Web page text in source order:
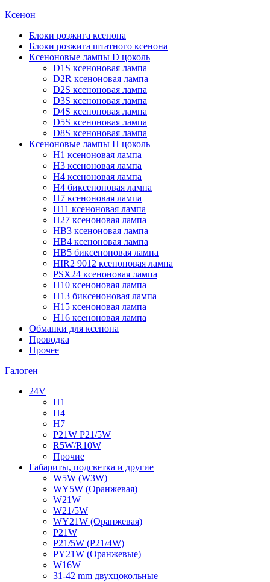
Ксенон
Блоки розжига ксенона
Блоки розжига штатного ксенона
Ксеноновые лампы D цоколь
D1S ксеноновая лампа
D2R ксеноновая лампа
D2S ксеноновая лампа
D3S ксеноновая лампа
D4S ксеноновая лампа
D5S ксеноновая лампа
D8S ксеноновая лампа
Ксеноновые лампы Н цоколь
H1 ксеноновая лампа
H3 ксеноновая лампа
H4 ксеноновая лампа
H4 биксеноновая лампа
H7 ксеноновая лампа
H11 ксеноновая лампа
H27 ксеноновая лампа
HB3 ксеноновая лампа
HB4 ксеноновая лампа
HB5 биксеноновая лампа
HIR2 9012 ксеноновая лампа
PSX24 ксеноновая лампа
H10 ксеноновая лампа
H13 биксеноновая лампа
H15 ксеноновая лампа
H16 ксеноновая лампа
Обманки для ксенона
Проводка
Прочее
Галоген
24V
H1
H4
H7
P21W P21/5W
R5W/R10W
Прочие
Габариты, подсветка и другие
W5W (W3W)
WY5W (Оранжевая)
W21W
W21/5W
WY21W (Оранжевая)
P21W
P21/5W (P21/4W)
PY21W (Оранжевые)
W16W
31-42 mm двухцокольные